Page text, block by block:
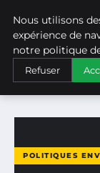
ACCUEIL
ET SI VOTRE
POLITIQUES
Nous utilisons
expérience de
notre politique
Refuser